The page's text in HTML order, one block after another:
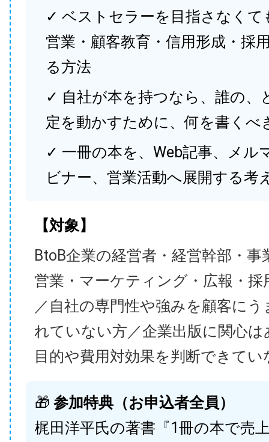
✓ ベストセラーを目指さなくて
営業・顧客教育・信用形成・採
る方法
✓ 自社が本を持つなら、誰の、
定を動かすために、何を書くべ
✓ 一冊の本を、Web記事、メル
ビナー、営業活動へ展開する考
【対象】
BtoB企業の経営者・経営幹部・事
営業・マーケティング・広報・採
／自社の専門性や強みを顧客に
れていない方／企業出版に関心
目的や費用対効果を判断できてい
🎁 参加特典（お申込者全員）
梶田洋平氏の著書『1冊の本で売